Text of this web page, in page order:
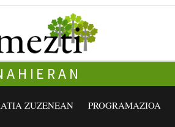
ZUZENEAN PROGRAMAZIOA